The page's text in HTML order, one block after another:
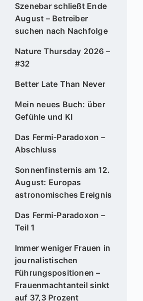
Szenebar schließt Ende
August – Betreiber
suchen nach Nachfolge
Nature Thursday 2026 –
#32
Better Late Than Never
Mein neues Buch: über
Gefühle und KI
Das Fermi-Paradoxon –
Abschluss
Sonnenfinsternis am 12.
August: Europas
astronomisches Ereignis
Das Fermi-Paradoxon –
Teil 1
Immer weniger Frauen in
journalistischen
Führungspositionen –
Frauenmachtanteil sinkt
auf 37,3 Prozent